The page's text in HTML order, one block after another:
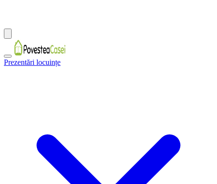
Prezentări locuințe